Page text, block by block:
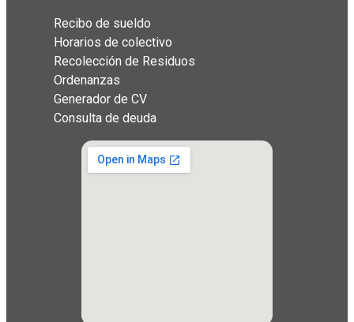
Recibo de sueldo
Horarios de colectivo
Recolección de Residuos
Ordenanzas
Generador de CV
Consulta de deuda